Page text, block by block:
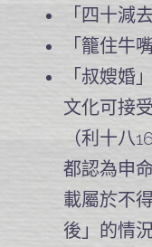
「四十減
「籠住牛
「叔嫂婚
文化可接
（利十八
都認為申
載屬於不
後」的情